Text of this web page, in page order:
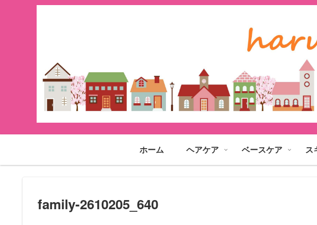
ホーム ヘアケア ベースケア ス
family-2610205_640